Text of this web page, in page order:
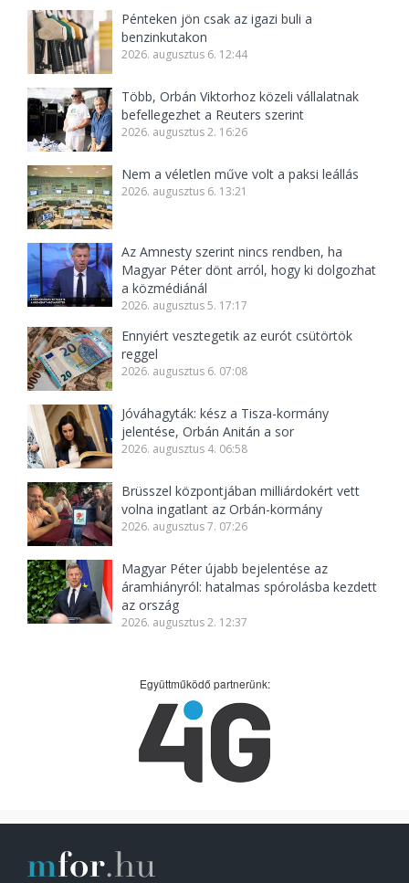
Pénteken jön csak az igazi buli a
benzinkutakon
2026. augusztus 6. 12:44
Több, Orbán Viktorhoz közeli vállalatnak
befellegezhet a Reuters szerint
2026. augusztus 2. 16:26
Nem a véletlen műve volt a paksi leállás
2026. augusztus 6. 13:21
Az Amnesty szerint nincs rendben, ha
Magyar Péter dönt arról, hogy ki dolgozhat
a közmédiánál
2026. augusztus 5. 17:17
Ennyiért vesztegetik az eurót csütörtök
reggel
2026. augusztus 6. 07:08
Jóváhagyták: kész a Tisza-kormány
jelentése, Orbán Anitán a sor
2026. augusztus 4. 06:58
Brüsszel központjában milliárdokért vett
volna ingatlant az Orbán-kormány
2026. augusztus 7. 07:26
Magyar Péter újabb bejelentése az
áramhiányról: hatalmas spórolásba kezdett
az ország
2026. augusztus 2. 12:37
Együttműködő partnerünk: